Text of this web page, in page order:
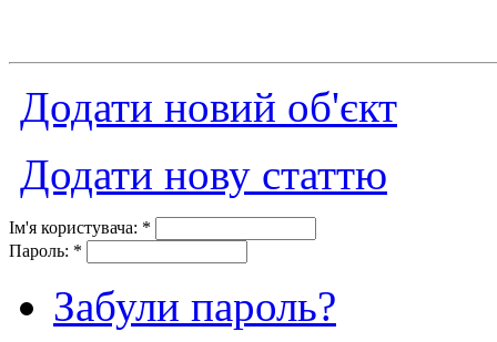
Додати новий об'єкт
Додати нову статтю
Ім'я користувача: *
Пароль: *
Забули пароль?